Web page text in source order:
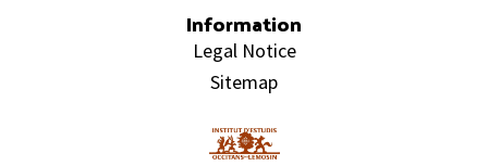
Information
Legal Notice
Sitemap